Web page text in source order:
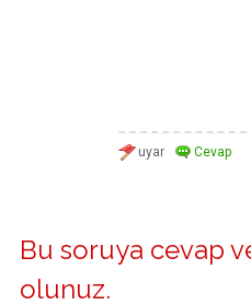
Bu soruya cevap
olunuz.